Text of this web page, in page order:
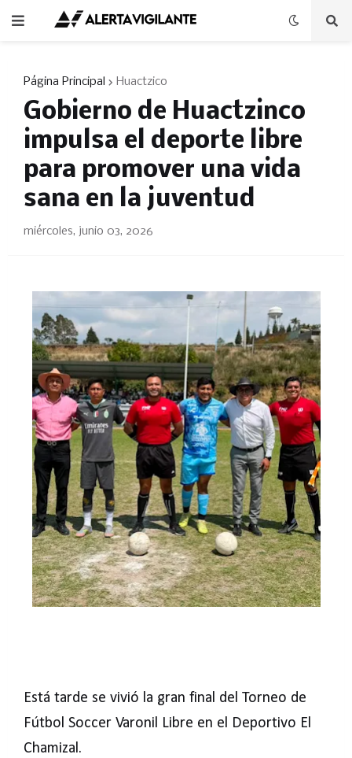
Página Principal Huactzico
Gobierno de Huactzinco
impulsa el deporte libre
para promover una vida
sana en la juventud
miércoles, junio 03, 2026
Está tarde se vivió la gran final del Torneo de
Fútbol Soccer Varonil Libre en el Deportivo El
Chamizal.